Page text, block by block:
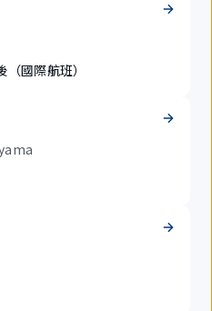
國際航班）